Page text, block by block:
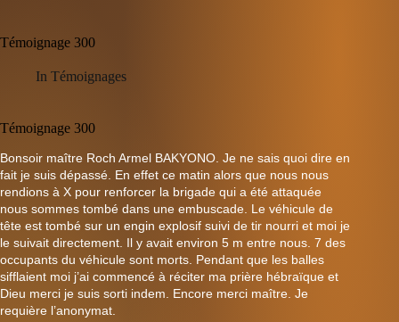
Témoignage 300
In Témoignages
Témoignage 300
Bonsoir maître Roch Armel BAKYONO. Je ne sais quoi dire en
fait je suis dépassé. En effet ce matin alors que nous nous
rendions à X pour renforcer la brigade qui a été attaquée
nous sommes tombé dans une embuscade. Le véhicule de
tête est tombé sur un engin explosif suivi de tir nourri et moi je
le suivait directement. Il y avait environ 5 m entre nous. 7 des
occupants du véhicule sont morts. Pendant que les balles
sifflaient moi j’ai commencé à réciter ma prière hébraïque et
Dieu merci je suis sorti indem. Encore merci maître. Je
requière l’anonymat.